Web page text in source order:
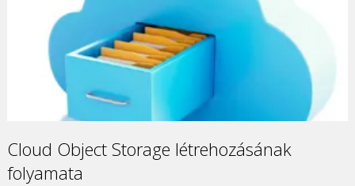
Cloud Object Storage létrehozásának
folyamata